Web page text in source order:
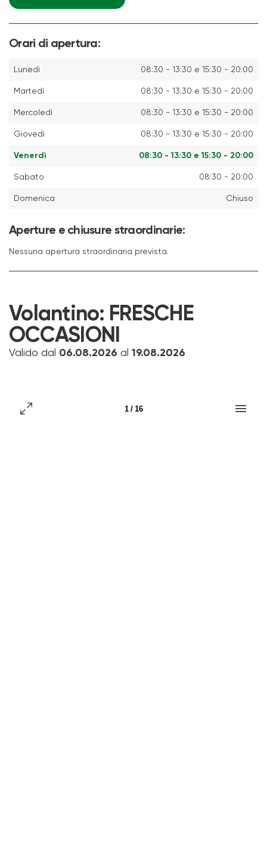
Orari di apertura:
Lunedì 08:30 - 13:30 e 15:30 - 20:00
Martedì 08:30 - 13:30 e 15:30 - 20:00
Mercoledì 08:30 - 13:30 e 15:30 - 20:00
Giovedì 08:30 - 13:30 e 15:30 - 20:00
Venerdì 08:30 - 13:30 e 15:30 - 20:00
Sabato 08:30 - 20:00
Domenica Chiuso
Aperture e chiusure straordinarie:
Nessuna apertura straordinaria prevista.
Volantino: FRESCHE
OCCASIONI
Valido dal 06.08.2026 al 19.08.2026